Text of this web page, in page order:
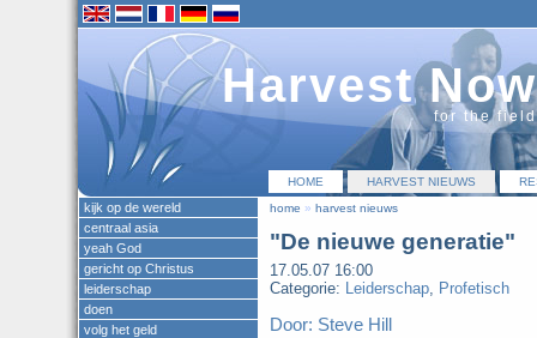
Harvest Now
for the
HOME HARVEST NIEUWS
home » harvest nieuws
"De nieuwe generatie"
17.05.07 16:00
Categorie: Leiderschap, Profetisch
Door: Steve Hill
kijk op de wereld
centraal asia
yeah God
gericht op Christus
leiderschap
doen
volg het geld